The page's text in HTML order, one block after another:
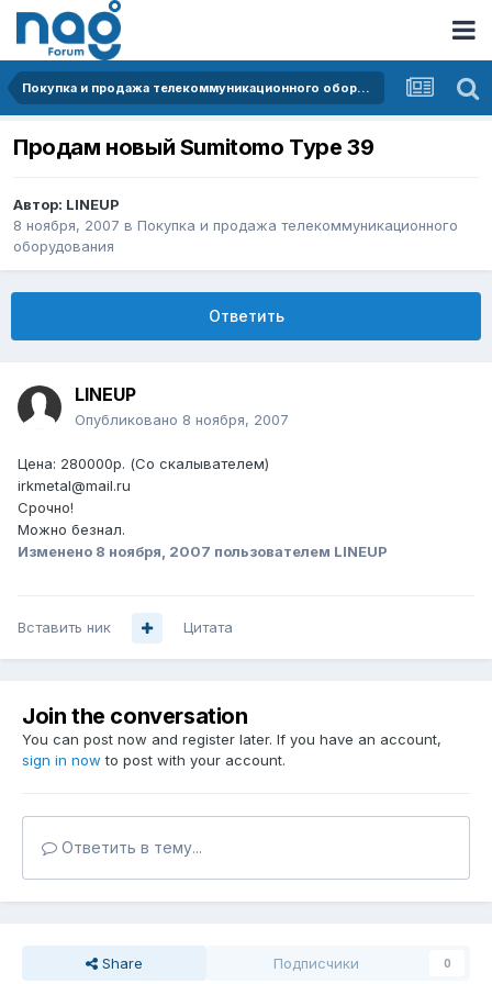
Покупка и продажа телекоммуникационного оборудования
Продам новый Sumitomo Type 39
Автор: LINEUP
8 ноября, 2007 в Покупка и продажа телекоммуникационного
оборудования
Ответить
LINEUP
Опубликовано 8 ноября, 2007
Цена: 280000р. (Со скалывателем)
irkmetal@mail.ru
Срочно!
Можно безнал.
Изменено 8 ноября, 2007 пользователем LINEUP
Вставить ник Цитата
Join the conversation
You can post now and register later. If you have an account,
sign in now to post with your account.
Ответить в тему...
Share Подписчики 0